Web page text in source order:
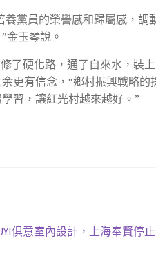
養黨員的榮譽感和歸屬感，
金玉琴說。
了硬化路，通了自來水，裝
更有信念，“鄉村振興戰略
習，讓紅光村越來越好。”
俱意室內設計，上海奉賢停